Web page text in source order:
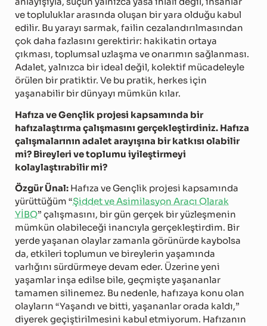
ve topluluklar arasında oluşan bir yara olduğu kabul
edilir. Bu yarayı sarmak, failin cezalandırılmasından
çok daha fazlasını gerektirir: hakikatin ortaya
çıkması, toplumsal uzlaşma ve onarımın sağlanması.
Adalet, yalnızca bir ideal değil, kolektif mücadeleyle
örülen bir pratiktir. Ve bu pratik, herkes için
yaşanabilir bir dünyayı mümkün kılar.
Hafıza ve Gençlik projesi kapsamında bir
hafızalaştırma çalışmasını gerçekleştirdiniz. Hafıza
çalışmalarının adalet arayışına bir katkısı olabilir
mi? Bireyleri ve toplumu iyileştirmeyi
kolaylaştırabilir mi?
Özgür Ünal: Hafıza ve Gençlik projesi kapsamında
yürüttüğüm “Şiddet ve Asimilasyon Aracı Olarak
YİBO” çalışmasını, bir gün gerçek bir yüzleşmenin
mümkün olabileceği inancıyla gerçekleştirdim. Bir
yerde yaşanan olaylar zamanla görünürde kaybolsa
da, etkileri toplumun ve bireylerin yaşamında
varlığını sürdürmeye devam eder. Üzerine yeni
yaşamlar inşa edilse bile, geçmişte yaşananlar
tamamen silinemez. Bu nedenle, hafızaya konu olan
olayların “Yaşandı ve bitti, yaşananlar orada kaldı,”
diyerek geçiştirilmesini kabul etmiyorum. Hafızanın